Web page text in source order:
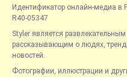
Идентификатор онлайн-медиа в
R40-05347
Styler является
рассказывающим о людях,
новостей.
Фотографии, иллюстрации и